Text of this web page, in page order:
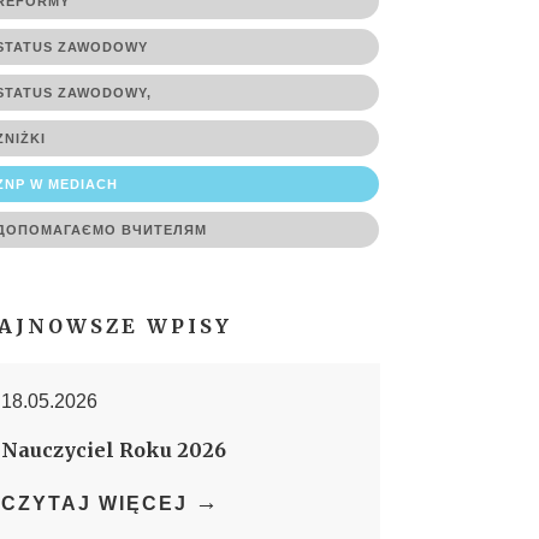
ZAWODOWY
ZAWODOWY,
W MEDIACH
ВЧИТЕЛЯМ
WPISY
18.05.2026
Nauczyciel Roku 2026
CZYTAJ WIĘCEJ →